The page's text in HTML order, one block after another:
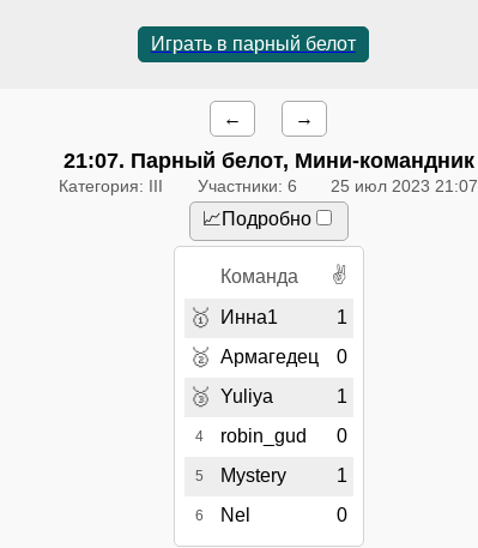
Играть в парный белот
← →
21:07. Парный белот, Мини-командник
Категория: III Участники: 6 25 июл 2023 21:07
📈Подробно
Команда ✌
🥇 Инна1 1
🥈 Армагедец 0
🥉 Yuliya 1
4 robin_gud 0
5 Mystery 1
6 Nel 0